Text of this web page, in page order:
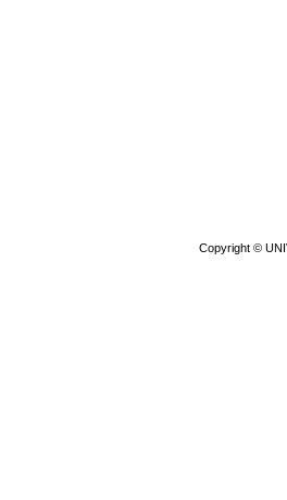
Copyright ©